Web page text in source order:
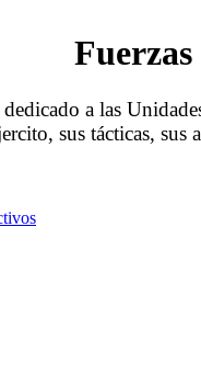
a las
sus tácticas, sus